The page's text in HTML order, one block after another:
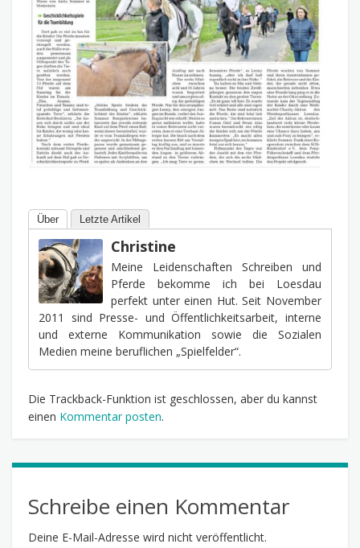
Über Letzte Artikel
Christine
Meine Leidenschaften Schreiben und
Pferde bekomme ich bei Loesdau
perfekt unter einen Hut. Seit November
2011 sind Presse- und Öffentlichkeitsarbeit, interne
und externe Kommunikation sowie die Sozialen
Medien meine beruflichen „Spielfelder“.
Die Trackback-Funktion ist geschlossen, aber du kannst
einen Kommentar posten.
Schreibe einen Kommentar
Deine E-Mail-Adresse wird nicht veröffentlicht.